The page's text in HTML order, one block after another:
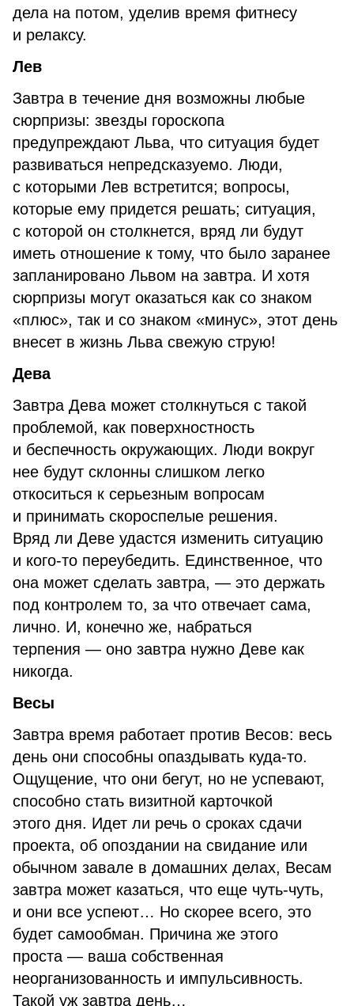
дела на потом, уделив время фитнесу
и релаксу.
Лев
Завтра в течение дня возможны любые
сюрпризы: звезды гороскопа
предупреждают Льва, что ситуация будет
развиваться непредсказуемо. Люди,
с которыми Лев встретится; вопросы,
которые ему придется решать; ситуация,
с которой он столкнется, вряд ли будут
иметь отношение к тому, что было заранее
запланировано Львом на завтра. И хотя
сюрпризы могут оказаться как со знаком
«плюс», так и со знаком «минус», этот день
внесет в жизнь Льва свежую струю!
Дева
Завтра Дева может столкнуться с такой
проблемой, как поверхностность
и беспечность окружающих. Люди вокруг
нее будут склонны слишком легко
откоситься к серьезным вопросам
и принимать скороспелые решения.
Вряд ли Деве удастся изменить ситуацию
и кого-то переубедить. Единственное, что
она может сделать завтра, — это держать
под контролем то, за что отвечает сама,
лично. И, конечно же, набраться
терпения — оно завтра нужно Деве как
никогда.
Весы
Завтра время работает против Весов: весь
день они способны опаздывать куда-то.
Ощущение, что они бегут, но не успевают,
способно стать визитной карточкой
этого дня. Идет ли речь о сроках сдачи
проекта, об опоздании на свидание или
обычном завале в домашних делах, Весам
завтра может казаться, что еще чуть-чуть,
и они все успеют… Но скорее всего, это
будет самообман. Причина же этого
проста — ваша собственная
неорганизованность и импульсивность.
Такой уж завтра день…